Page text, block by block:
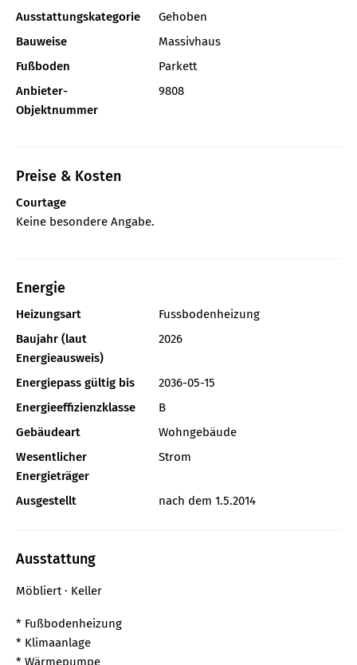
Ausstattungskategorie
Gehoben
Bauweise
Massivhaus
Fußboden
Parkett
Anbieter-
Objektnummer
9808
Preise & Kosten
Courtage
Keine besondere Angabe.
Energie
Heizungsart
Fussbodenheizung
Baujahr (laut
Energieausweis)
2026
Energiepass gültig bis
2036-05-15
Energieeffizienzklasse
B
Gebäudeart
Wohngebäude
Wesentlicher
Energieträger
Strom
Ausgestellt nach dem 1.5.2014
Ausstattung
Möbliert Keller
* Fußbodenheizung
* Klimaanlage
* Wärmepumpe